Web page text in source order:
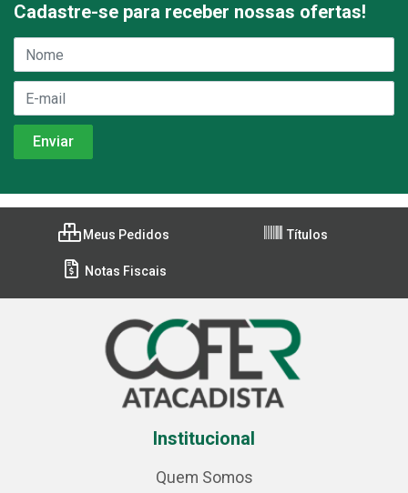
Cadastre-se para receber nossas ofertas!
Meus Pedidos Títulos
Notas Fiscais
Institucional
Quem Somos